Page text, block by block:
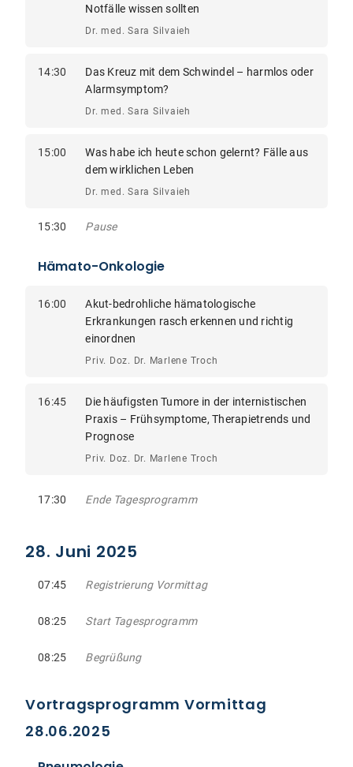
Notfälle wissen sollten
Dr. med. Sara Silvaieh
14:30
Das Kreuz mit dem Schwindel – harmlos oder
Alarmsymptom?
Dr. med. Sara Silvaieh
15:00
Was habe ich heute schon gelernt? Fälle aus
dem wirklichen Leben
Dr. med. Sara Silvaieh
15:30 Pause
Hämato-Onkologie
16:00
Akut-bedrohliche hämatologische
Erkrankungen rasch erkennen und richtig
einordnen
Priv. Doz. Dr. Marlene Troch
16:45
Die häufigsten Tumore in der internistischen
Praxis – Frühsymptome, Therapietrends und
Prognose
Priv. Doz. Dr. Marlene Troch
17:30 Ende Tagesprogramm
28. Juni 2025
07:45 Registrierung Vormittag
08:25 Start Tagesprogramm
08:25 Begrüßung
Vortragsprogramm Vormittag
28.06.2025